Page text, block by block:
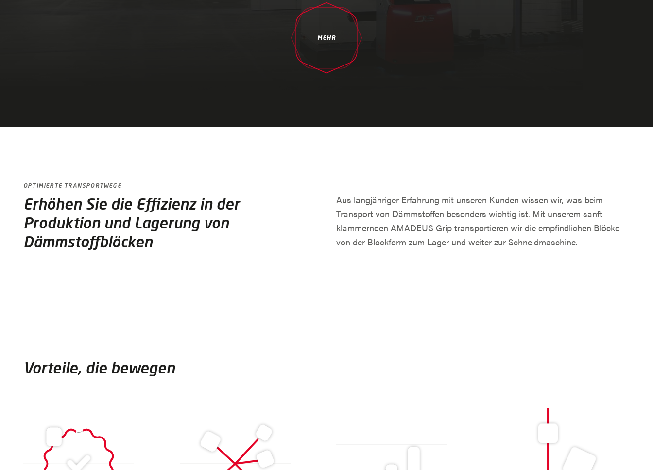
MEHR
OPTIMIERTE TRANSPORTWEGE
Erhöhen Sie die Effizienz in der
Produktion und Lagerung von
Dämmstoffblöcken
Aus langjähriger Erfahrung mit unseren Kunden wissen wir, was beim
Transport von Dämmstoffen besonders wichtig ist. Mit unserem sanft
klammernden AMADEUS Grip transportieren wir die empfindlichen Blöcke
von der Blockform zum Lager und weiter zur Schneidmaschine.
Vorteile, die bewegen